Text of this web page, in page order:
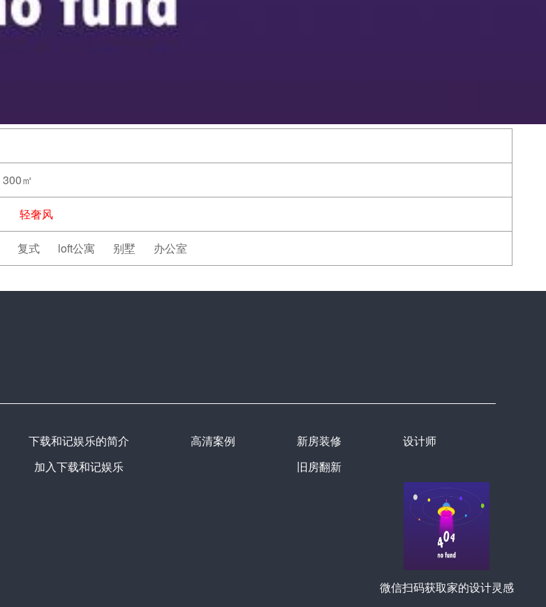
300㎡
轻奢风
复式 loft公寓 别墅 办公室
下载和记娱乐的简介
加入下载和记娱乐
高清案例
新房装修
旧房翻新
设计师
微信扫码获取家的设计灵感